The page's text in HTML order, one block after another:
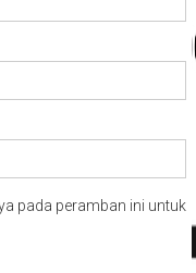
pada peramban ini untuk